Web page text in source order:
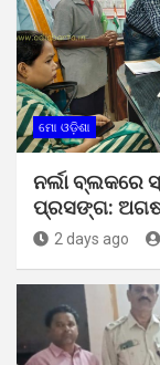
ମୋ ଓଡ଼ିଶା
ନର୍ଲା ବ୍ଲକରେ
ପ୍ରସଙ୍ଗ:
2 days ago